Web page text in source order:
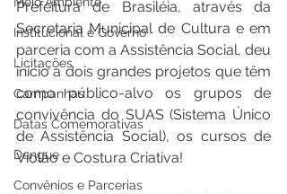
Institucional e Governo
Licitações
Campanhas
Datas Comemorativas
Dengue
Convênios e Parcerias
Prefeitura de Brasiléia, através da
Secretaria Municipal de Cultura e em
parceria com a Assistência Social, deu
início a dois grandes projetos que têm
como público-alvo os grupos de
convivência do SUAS (Sistema Único
de Assistência Social), os cursos de
Violão e Costura Criativa!